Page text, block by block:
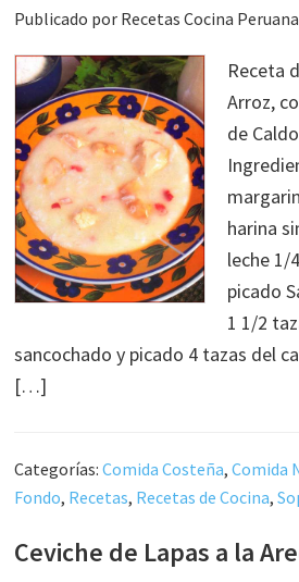
Publicado por Recetas Cocina Peruana
Receta
Arroz,
de
harina
leche 1/
picado
1 1/2
sancochado y picado 4 tazas del
[…]
Categorías:Comida Costeña,Comida
Fondo, Recetas, Recetas de Cocina,
Ceviche de Lapas a la